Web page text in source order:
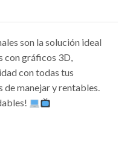
son la solución ideal
con gráficos 3D,
con todas tus
manejar y rentables.